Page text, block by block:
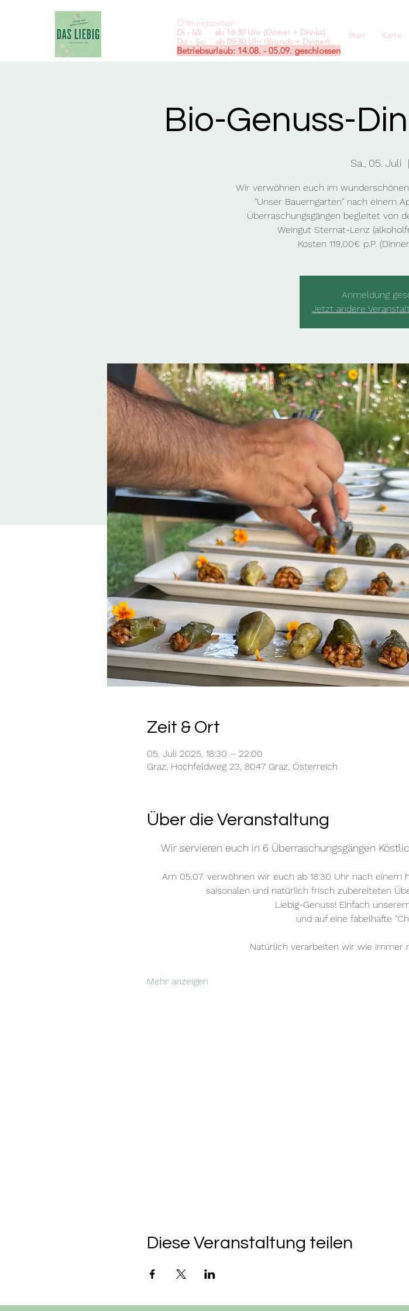
Öffnungszeiten:
Di - Mi: ab 16:30 Uhr (Dinner + Drinks)
Do - Sa: ab 09:30 Uhr (Brunch + Dinner)
Betriebsurlaub: 14.08. - 05.09. geschlossen
Start Karte
Bio-Genuss-
Sa., 05. Juli
  |
Wir verwöhnen euch im
"Unser Bauerngarten" nach einem
Überraschungsgängen begleitet von
Weingut Sternat-Lenz
Kosten 119,00€ p.P.
Anmeldung
Jetzt andere
Zeit & Ort
05. Juli 2025, 18:30 – 22:00
Graz, Hochfeldweg 23, 8047 Graz, Österreich
Über die Veranstaltung
Wir servieren euch in 6 Überraschungsgängen
Am 05.07. verwöhnen wir euch ab 18:30 Uhr nach
saisonalen und natürlich frisch zubereiteten
Liebig-Genuss! Einfach
und auf eine fabelhafte
Natürlich verarbeiten wir wie immer
Mehr anzeigen
Diese Veranstaltung teilen